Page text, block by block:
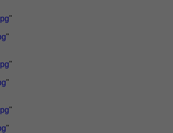
"
"
"
"
"
"